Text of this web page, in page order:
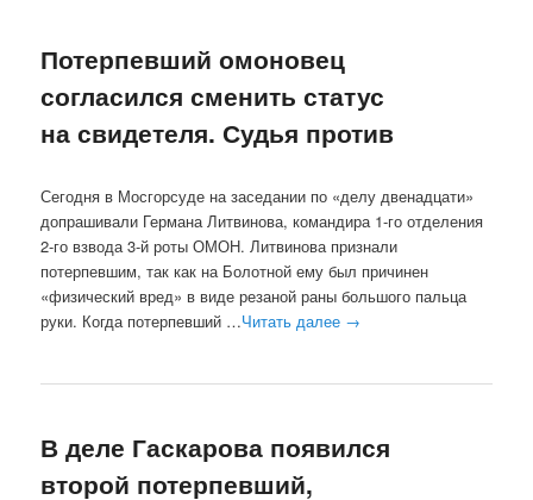
Потерпевший омоновец
согласился сменить статус
на свидетеля. Судья против
Сегодня в Мосгорсуде на заседании по «делу двенадцати»
допрашивали Германа Литвинова, командира 1-го отделения
2-го взвода 3-й роты ОМОН. Литвинова признали
потерпевшим, так как на Болотной ему был причинен
«физический вред» в виде резаной раны большого пальца
руки. Когда потерпевший …Читать далее →
В деле Гаскарова появился
второй потерпевший,